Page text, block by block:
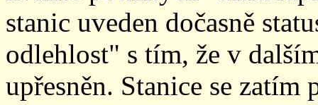
stanic uveden dočasně
odlehlost" s tím, že v
upřesněn. Stanice se zatím